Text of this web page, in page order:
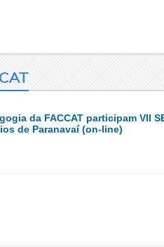
da FACCAT participam VII
de Paranavaí (on-line)